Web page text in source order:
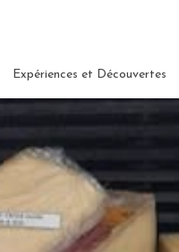
Expériences et Découvertes